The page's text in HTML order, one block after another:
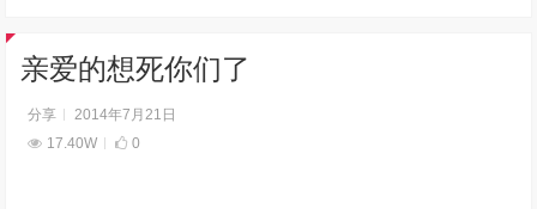
亲爱的想死你们了
分享
2014年7月21日
17.40W
0